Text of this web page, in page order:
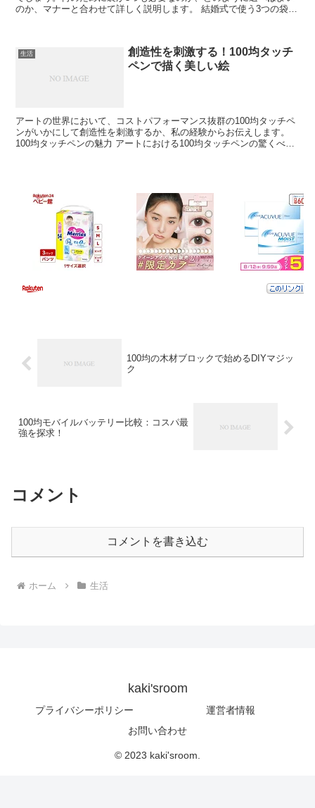
のか、マナーと合わせて詳しく説明します。 結婚式で使う3つの袋と
生活
創造性を刺激する！100均タッチ
ペンで描く美しい絵
アートの世界において、コストパフォーマンス抜群の100均タッチペ
ンがいかにして創造性を刺激するか、私の経験からお伝えします。
100均タッチペンの魅力 アートにおける100均タッチペンの驚くべき
100均の木材ブロックで始めるDIYマジッ
ク
100均モバイルバッテリー比較：コスパ最
強を探求！
コメント
コメントを書き込む
ホーム 生活
kaki'sroom
プライバシーポリシー
運営者情報
お問い合わせ
© 2023 kaki'sroom.